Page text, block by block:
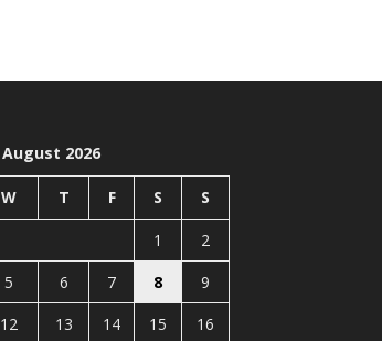
August 2026
W T F S S
1
2
5 6 7 8
9
12 13 14 15
16